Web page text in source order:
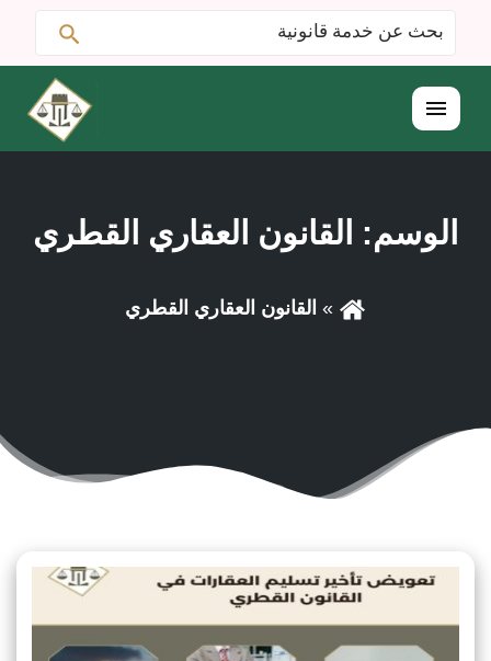
البحث
عن:
القائمة
الوسم: القانون العقاري القطري
القانون العقاري القطري